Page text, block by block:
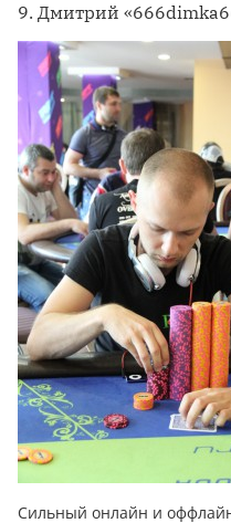
9. Дмитрий
Сильный онлайн и